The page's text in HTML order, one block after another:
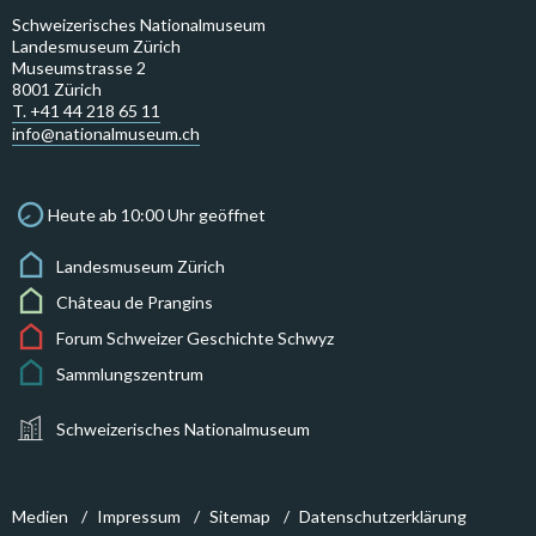
Schweizerisches Nationalmuseum
Landesmuseum Zürich
Museumstrasse 2
8001 Zürich
T. +41 44 218 65 11
info@nationalmuseum.ch
Heute ab 10:00 Uhr geöffnet
Landesmuseum Zürich
Château de Prangins
Forum Schweizer Geschichte Schwyz
Sammlungszentrum
Schweizerisches Nationalmuseum
Medien Impressum Sitemap Datenschutzerklärung